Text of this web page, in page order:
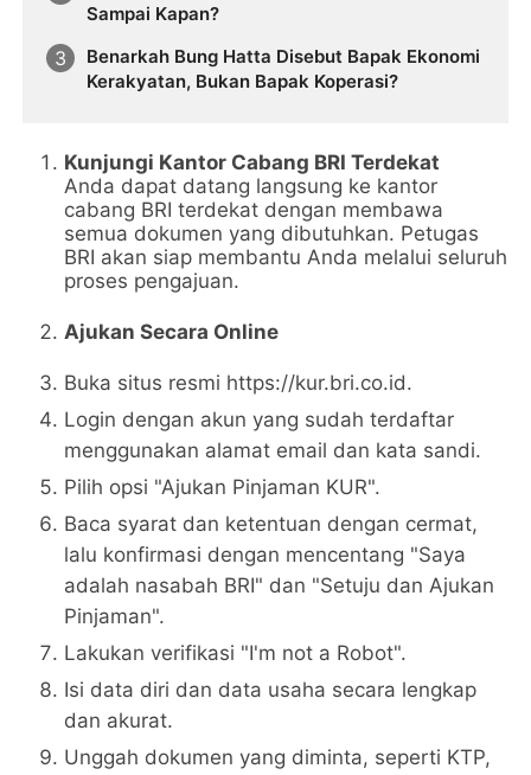
Sampai Kapan?
Benarkah Bung Hatta Disebut Bapak Ekonomi
Kerakyatan, Bukan Bapak Koperasi?
Kunjungi Kantor Cabang BRI Terdekat
Anda dapat datang langsung ke kantor
cabang BRI terdekat dengan membawa
semua dokumen yang dibutuhkan. Petugas
BRI akan siap membantu Anda melalui seluruh
proses pengajuan.
Ajukan Secara Online
Buka situs resmi https://kur.bri.co.id.
Login dengan akun yang sudah terdaftar
menggunakan alamat email dan kata sandi.
Pilih opsi "Ajukan Pinjaman KUR".
Baca syarat dan ketentuan dengan cermat,
lalu konfirmasi dengan mencentang "Saya
adalah nasabah BRI" dan "Setuju dan Ajukan
Pinjaman".
Lakukan verifikasi "I'm not a Robot".
Isi data diri dan data usaha secara lengkap
dan akurat.
Unggah dokumen yang diminta, seperti KTP,